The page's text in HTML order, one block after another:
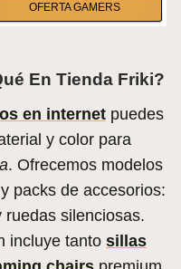
OFERTA GAMERS
En Tienda Friki?
en internetpuedes
y color para
. Ofrecemos modelos
packs de accesorios:
silenciosas.
incluye tanto sillas